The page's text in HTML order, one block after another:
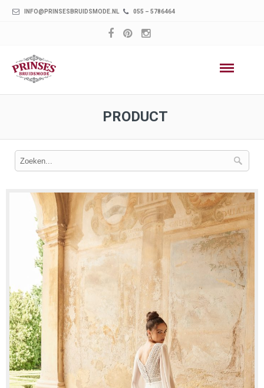
INFO@PRINSESBRUIDSMODE.NL 055 – 5786464
PRODUCT